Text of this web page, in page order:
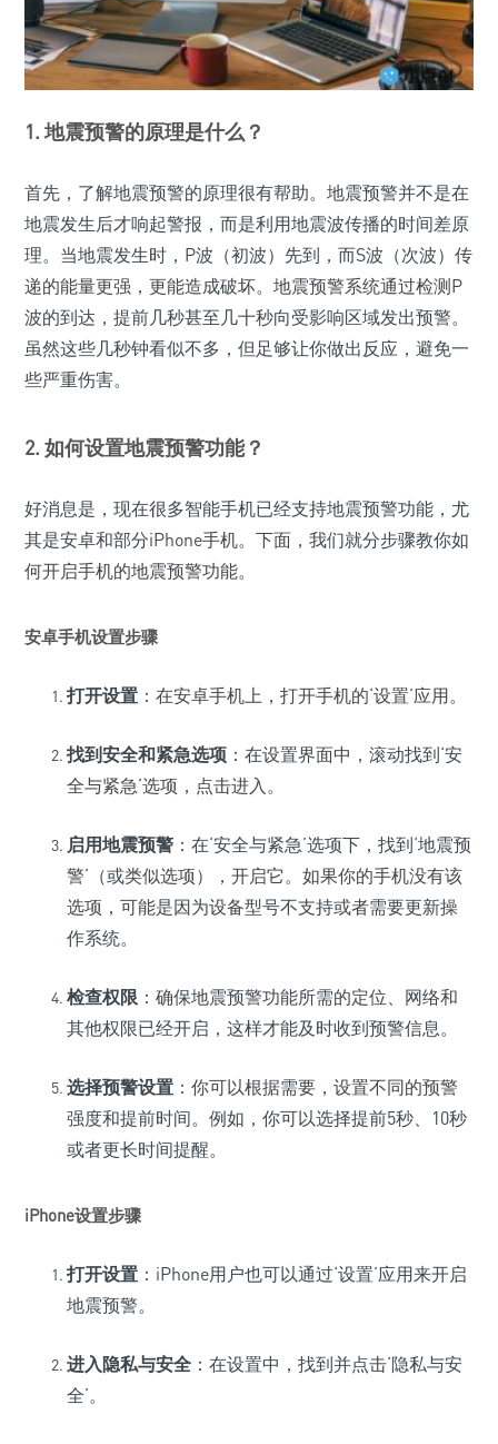
1. 地震预警的原理是什么？
首先，了解地震预警的原理很有帮助。地震预警并不是在
地震发生后才响起警报，而是利用地震波传播的时间差原
理。当地震发生时，P波（初波）先到，而S波（次波）传
递的能量更强，更能造成破坏。地震预警系统通过检测P
波的到达，提前几秒甚至几十秒向受影响区域发出预警。
虽然这些几秒钟看似不多，但足够让你做出反应，避免一
些严重伤害。
2. 如何设置地震预警功能？
好消息是，现在很多智能手机已经支持地震预警功能，尤
其是安卓和部分iPhone手机。下面，我们就分步骤教你如
何开启手机的地震预警功能。
安卓手机设置步骤
打开设置 ：在安卓手机上，打开手机的‘设置’应用。
找到安全和紧急选项 ：在设置界面中，滚动找到‘安
全与紧急’选项，点击进入。
启用地震预警 ：在‘安全与紧急’选项下，找到‘地震预
警’（或类似选项），开启它。如果你的手机没有该
选项，可能是因为设备型号不支持或者需要更新操
作系统。
检查权限 ：确保地震预警功能所需的定位、网络和
其他权限已经开启，这样才能及时收到预警信息。
选择预警设置 ：你可以根据需要，设置不同的预警
强度和提前时间。例如，你可以选择提前5秒、10秒
或者更长时间提醒。
iPhone设置步骤
打开设置 ：iPhone用户也可以通过‘设置’应用来开启
地震预警。
进入隐私与安全 ：在设置中，找到并点击‘隐私与安
全’。